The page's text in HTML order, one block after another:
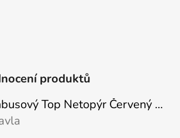
produktů
Bambusový Top Netopýr Červený 3/4 Rukáv Volný Střih Dámský
produktu je 5 z 5 hvězdiček.